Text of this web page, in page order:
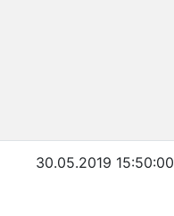
30.05.2019 15:50:00